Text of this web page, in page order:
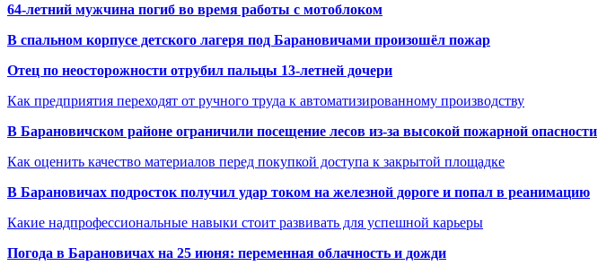
64-летний мужчина погиб во время работы с мотоблоком
В спальном корпусе детского лагеря под Барановичами произошёл пожар
Отец по неосторожности отрубил пальцы 13-летней дочери
Как предприятия переходят от ручного труда к автоматизированному производству
В Барановичском районе ограничили посещение лесов из-за высокой пожарной опасности
Как оценить качество материалов перед покупкой доступа к закрытой площадке
В Барановичах подросток получил удар током на железной дороге и попал в реанимацию
Какие надпрофессиональные навыки стоит развивать для успешной карьеры
Погода в Барановичах на 25 июня: переменная облачность и дожди